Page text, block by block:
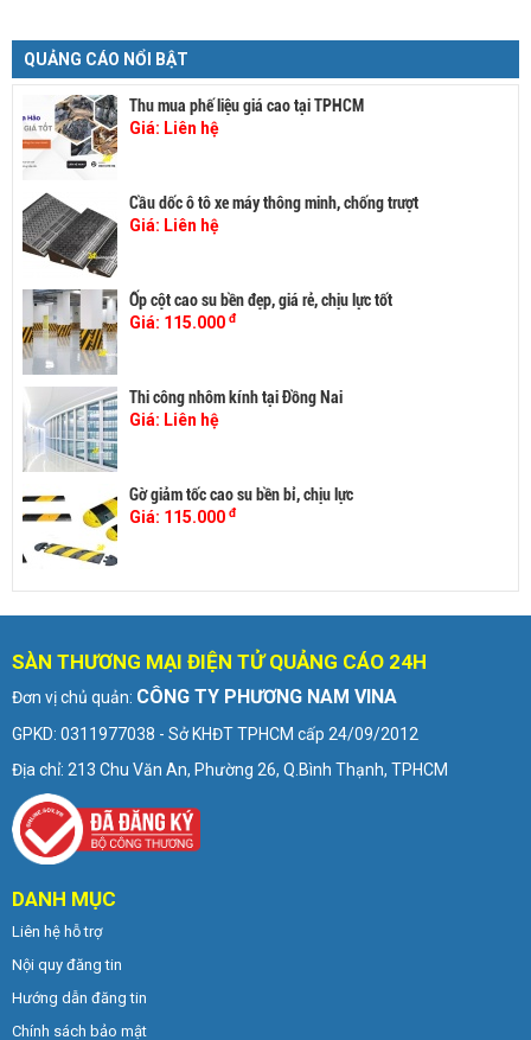
QUẢNG CÁO NỔI BẬT
Thu mua phế liệu giá cao tại TPHCM
Giá: Liên hệ
Cầu dốc ô tô xe máy thông minh, chống trượt
Giá: Liên hệ
Ốp cột cao su bền đẹp, giá rẻ, chịu lực tốt
Giá: 115.000 đ
Thi công nhôm kính tại Đồng Nai
Giá: Liên hệ
Gờ giảm tốc cao su bền bỉ, chịu lực
Giá: 115.000 đ
SÀN THƯƠNG MẠI ĐIỆN TỬ QUẢNG CÁO 24H
Đơn vị chủ quản: CÔNG TY PHƯƠNG NAM VINA
GPKD: 0311977038 - Sở KHĐT TPHCM cấp 24/09/2012
Địa chỉ: 213 Chu Văn An, Phường 26, Q.Bình Thạnh, TPHCM
DANH MỤC
Liên hệ hỗ trợ
Nội quy đăng tin
Hướng dẫn đăng tin
Chính sách bảo mật